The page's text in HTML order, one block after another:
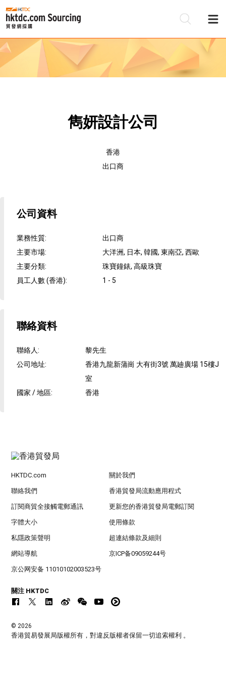
雋妍設計公司
香港
出口商
公司資料
業務性質:
出口商
主要市場:
大洋洲, 日本, 韓國, 東南亞, 西歐
主要分類:
珠寶鐘錶, 高級珠寶
員工人數 (香港): 1 - 5
聯絡資料
聯絡人:
黎先生
公司地址:
香港九龍新蒲崗 大有街3號 萬廸廣場 15樓J
室
國家 / 地區: 香港
HKTDC.com 關於我們
聯絡我們 香港貿發局流動應用程式
訂閱商貿全接觸電郵通訊 更新您的香港貿發局電郵訂閱
字體大小 使用條款
私隱政策聲明 超連結條款及細則
網站導航 京ICP备09059244号
京公网安备 11010102003523号
關注 HKTDC
© 2026
香港貿易發展局版權所有，對違反版權者保留一切追索權利 。